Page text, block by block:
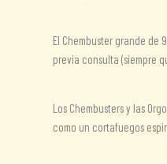
El Chembuster grande
previa consulta (siempre
Los Chembusters y las
como un cortafuegos